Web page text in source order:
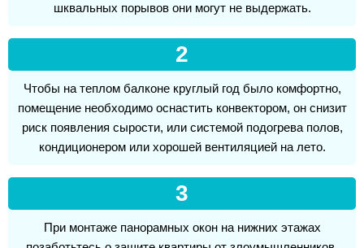
шквальных порывов они могут не выдержать.
2
Чтобы на теплом балконе круглый год было комфортно,
помещение необходимо оснастить конвектором, он снизит
риск появления сырости, или системой подогрева полов,
кондиционером или хорошей вентиляцией на лето.
3
При монтаже панорамных окон на нижних этажах